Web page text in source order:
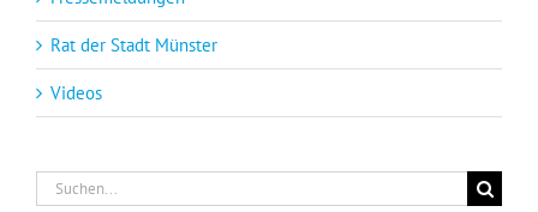
Rat der Stadt Münster
Videos
Suche
nach: